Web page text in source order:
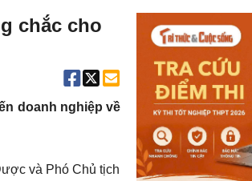
chắc cho
doanh nghiệp về
và Phó Chủ tịch